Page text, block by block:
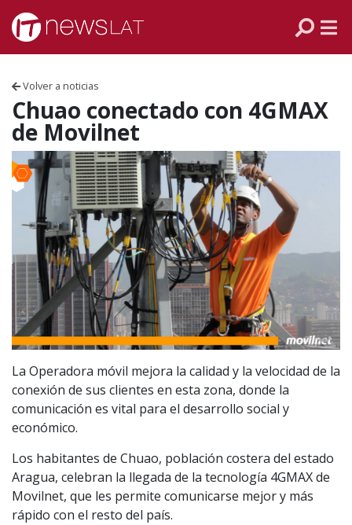
Skip to content
Volver a noticias
Chuao conectado con 4GMAX
de Movilnet
La Operadora móvil mejora la calidad y la velocidad de la
conexión de sus clientes en esta zona, donde la
comunicación es vital para el desarrollo social y
económico.
Los habitantes de Chuao, población costera del estado
Aragua, celebran la llegada de la tecnología 4GMAX de
Movilnet, que les permite comunicarse mejor y más
rápido con el resto del país.
VENEZUELA
PERÚ
CHILE
ARGENTINA
MÉXICO